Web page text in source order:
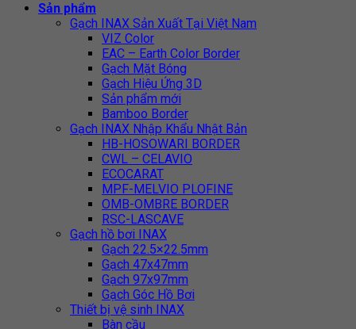
Sản phẩm
Gạch INAX Sản Xuất Tại Việt Nam
VIZ Color
EAC – Earth Color Border
Gạch Mặt Bóng
Gạch Hiệu Ứng 3D
Sản phẩm mới
Bamboo Border
Gạch INAX Nhập Khẩu Nhật Bản
HB-HOSOWARI BORDER
CWL – CELAVIO
ECOCARAT
MPF-MELVIO PLOFINE
OMB-OMBRE BORDER
RSC-LASCAVE
Gạch hồ bơi INAX
Gạch 22.5×22.5mm
Gạch 47x47mm
Gạch 97x97mm
Gạch Góc Hồ Bơi
Thiết bị vệ sinh INAX
Bàn cầu